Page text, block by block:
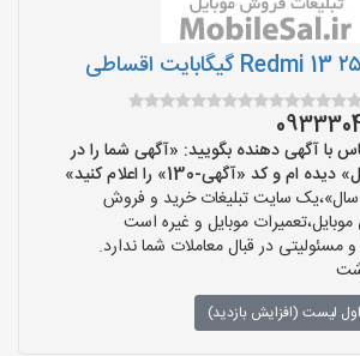
با آگهی دهنده بگویید: «آگهی شما را در
و کد «آگهی-130» را اعلام کنید»
سایت تبلیغات خرید و فروش
موبایل،تعمیرات موبایل و غیره است
در قبال معاملات شما ندارد.
لیست (افزایش بازدید)